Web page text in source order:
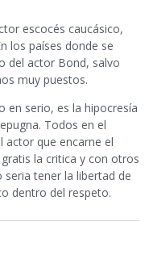
escocés caucásico,
los países donde se
del actor Bond, salvo
muy puestos.
en serio, es la hipocresía
Todos en el
que encarne el
la critica y con otros
tener la libertad de
dentro del respeto.